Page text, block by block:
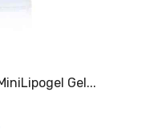
Gel...